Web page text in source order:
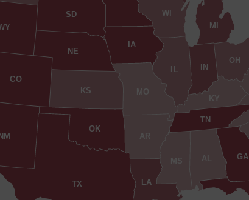
AL
AR
CO
GA
IN
IA
KS
KY
LA
MI
MS
MO
NE
NM
OH
OK
SD
TN
TX
WI